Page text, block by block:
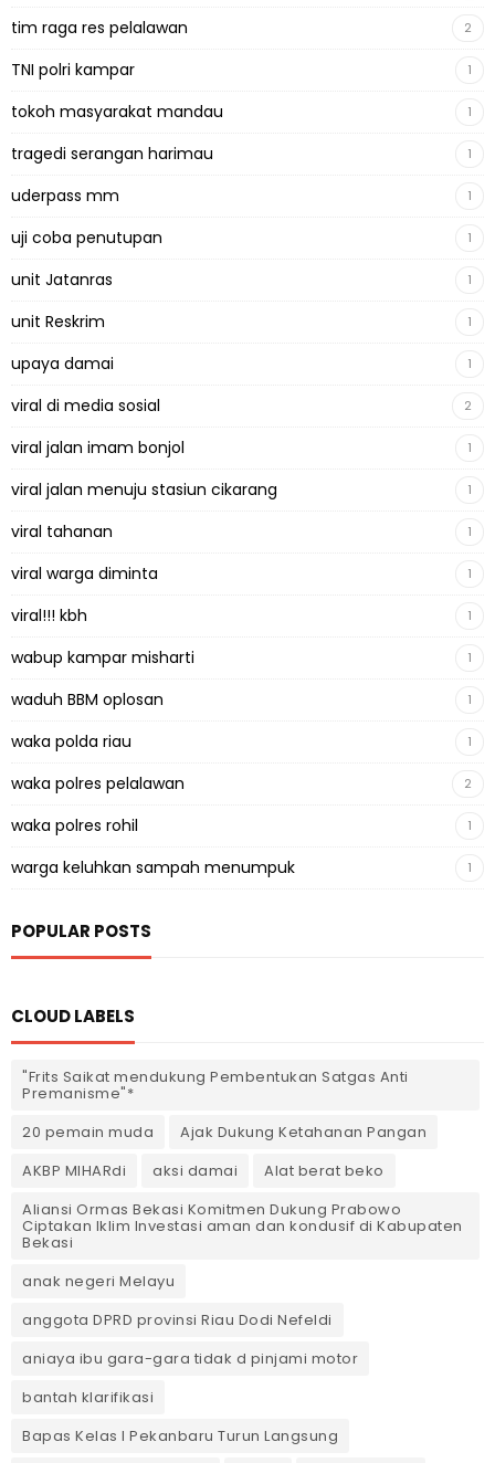
tim raga res pelalawan 2
TNI polri kampar 1
tokoh masyarakat mandau 1
tragedi serangan harimau 1
uderpass mm 1
uji coba penutupan 1
unit Jatanras 1
unit Reskrim 1
upaya damai 1
viral di media sosial 2
viral jalan imam bonjol 1
viral jalan menuju stasiun cikarang 1
viral tahanan 1
viral warga diminta 1
viral!!! kbh 1
wabup kampar misharti 1
waduh BBM oplosan 1
waka polda riau 1
waka polres pelalawan 2
waka polres rohil 1
warga keluhkan sampah menumpuk 1
POPULAR POSTS
CLOUD LABELS
"Frits Saikat mendukung Pembentukan Satgas Anti
Premanisme"*
20 pemain muda
Ajak Dukung Ketahanan Pangan
AKBP MIHARdi
aksi damai
Alat berat beko
Aliansi Ormas Bekasi Komitmen Dukung Prabowo
Ciptakan Iklim Investasi aman dan kondusif di Kabupaten
Bekasi
anak negeri Melayu
anggota DPRD provinsi Riau Dodi Nefeldi
aniaya ibu gara-gara tidak d pinjami motor
bantah klarifikasi
Bapas Kelas I Pekanbaru Turun Langsung